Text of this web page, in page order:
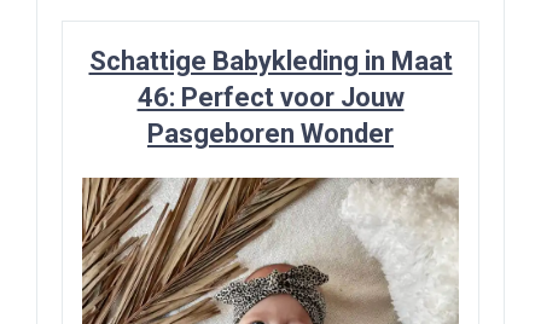
Schattige Babykleding in Maat
46: Perfect voor Jouw
Pasgeboren Wonder